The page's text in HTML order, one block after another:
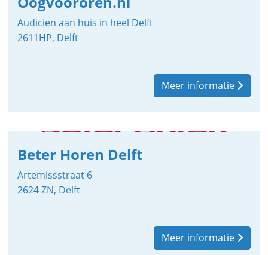
Audicien aan huis in heel Delft
2611HP, Delft
Meer informatie
Beter Horen Delft
Artemissstraat 6
2624 ZN, Delft
Meer informatie